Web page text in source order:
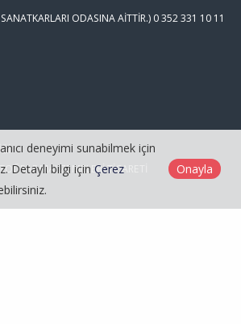
ODASINA AİTTİR.) 0 352 331 10 11
MALZEMELERİ TİCARETİ
deneyimi sunabilmek için
Detaylı bilgi için Çerez
Onayla